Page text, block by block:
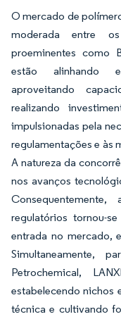
O mercado de
moderada entre
proeminentes como
estão alinhando
aproveitando
realizando
impulsionadas pela
regulamentações e às
A natureza da
nos avanços
regulatórios tornou-
entrada no mercado,
Simultaneamente,
Petrochemical,
estabelecendo nichos
técnica e cultivando